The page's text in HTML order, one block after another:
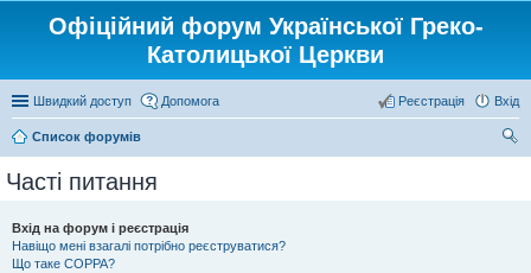
Офіційний форум Української Греко-
Католицької Церкви
Швидкий доступ Допомога Вхід
Реєстрація
Список форумів
Часті питання
Вхід на форум і реєстрація
Навіщо мені взагалі потрібно реєструватися?
Що таке COPPA?